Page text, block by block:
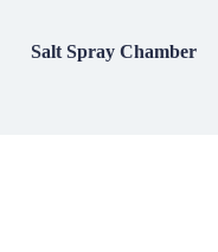
Salt Spray Chamber